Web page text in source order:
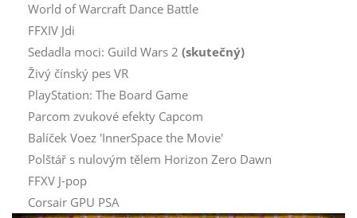
World of Warcraft Dance Battle
FFXIV Jdi
Sedadla moci: Guild Wars 2 (skutečný)
Živý čínský pes VR
PlayStation: The Board Game
Parcom zvukové efekty Capcom
Balíček Voez 'InnerSpace the Movie'
Polštář s nulovým tělem Horizon Zero Dawn
FFXV J-pop
Corsair GPU PSA